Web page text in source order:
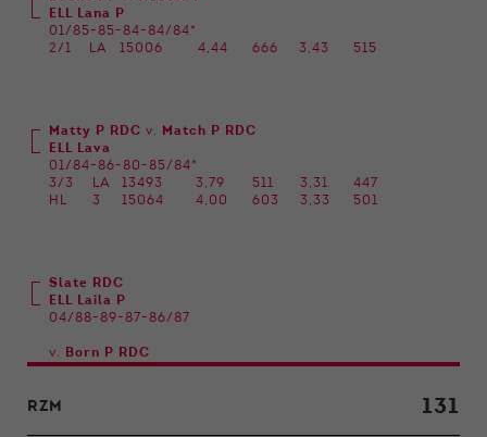
ELL Lana P
01/85-85-84-84/84*
2/1
LA 15006 4,44 666 3,43 515
Matty P RDC v.
Match P RDC
ELL Lava
01/84-86-80-85/84*
3/3
LA 13493 3,79 511 3,31
447
HL
3 15064 4,00 603 3,33 501
Slate RDC
ELL Laila P
04/88-89-87-86/87
v. Born P RDC
RZM 131